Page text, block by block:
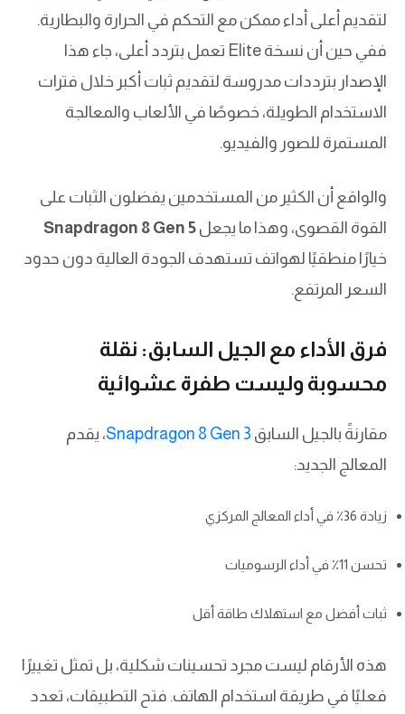
لتقديم أعلى أداء ممكن مع التحكم في الحرارة والبطارية.
ففي حين أن نسخة Elite تعمل بتردد أعلى، جاء هذا
الإصدار بترددات مدروسة لتقديم ثبات أكبر خلال فترات
الاستخدام الطويلة، خصوصًا في الألعاب والمعالجة
المستمرة للصور والفيديو.
والواقع أن الكثير من المستخدمين يفضلون الثبات على
القوة القصوى، وهذا ما يجعل Snapdragon 8 Gen 5
خيارًا منطقيًا لهواتف تستهدف الجودة العالية دون حدود
السعر المرتفع.
فرق الأداء مع الجيل السابق: نقلة
محسوبة وليست طفرة عشوائية
مقارنةً بالجيل السابق Snapdragon 8 Gen 3، يقدم
المعالج الجديد:
زيادة 36٪ في أداء المعالج المركزي
تحسن 11٪ في أداء الرسوميات
ثبات أفضل مع استهلاك طاقة أقل
هذه الأرقام ليست مجرد تحسينات شكلية، بل تمثل تغييرًا
فعليًا في طريقة استخدام الهاتف. فتح التطبيقات، تعدد